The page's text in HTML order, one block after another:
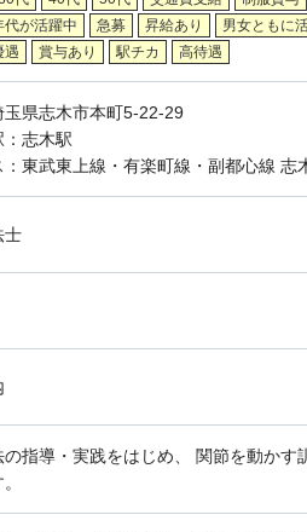
代が活躍中
急募 昇給あり 男女ともに
遇
賞与あり 駅チカ 高待遇
玉県志木市本町5-22-29
志木駅
：東武東上線・有楽町線・副都心線 志
士
の指導・実践をはじめ、 関節を動かす